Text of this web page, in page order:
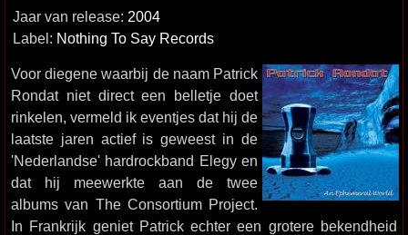
Jaar van release: 2004
Label: Nothing To Say Records
Voor diegene waarbij de naam Patrick
Rondat niet direct een belletje doet
rinkelen, vermeld ik eventjes dat hij de
laatste jaren actief is geweest in de
'Nederlandse' hardrockband Elegy en
dat hij meewerkte aan de twee
albums van The Consortium Project.
In Frankrijk geniet Patrick echter een grotere bekendheid